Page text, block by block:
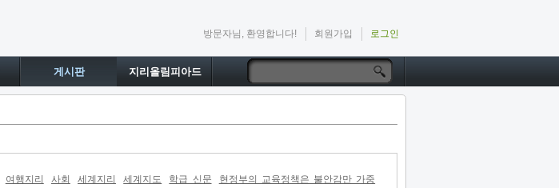
방문자님, 환영합니다! 회원가입 로그인
게시판 지리올림피아드
여행지리 사회 세계지리 세계지도 학급 신문
현정부의 교육정책은 불안감만 가중